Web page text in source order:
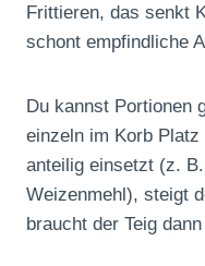
Frittieren, das senkt
schont empfindliche
Du kannst Portionen
einzeln im Korb Platz
anteilig einsetzt (z.
Weizenmehl), steigt
braucht der Teig